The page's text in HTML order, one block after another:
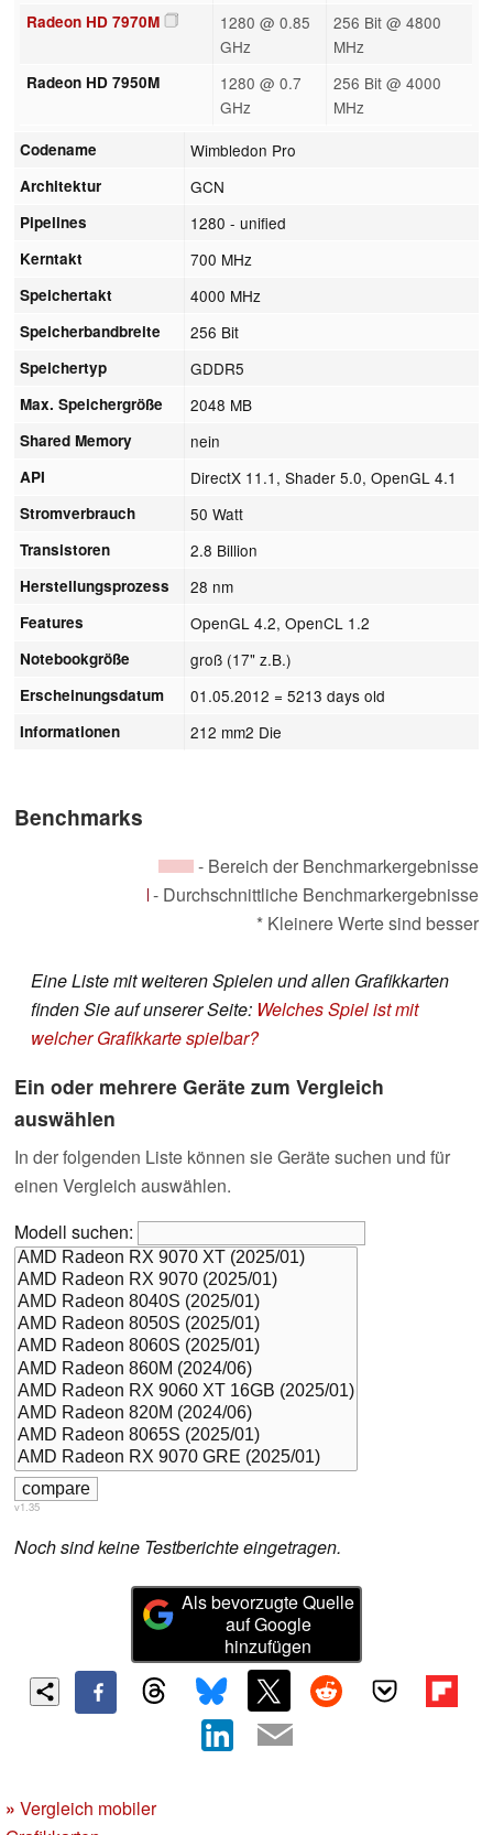
Radeon HD 7970M
1280 @ 0.85
GHz
256 Bit @ 4800
MHz
Radeon HD 7950M
1280 @ 0.7
GHz
256 Bit @ 4000
MHz
Codename Wimbledon Pro
Architektur GCN
Pipelines 1280 - unified
Kerntakt 700 MHz
Speichertakt 4000 MHz
Speicherbandbreite 256 Bit
Speichertyp GDDR5
Max. Speichergröße 2048 MB
Shared Memory nein
API DirectX 11.1, Shader 5.0, OpenGL 4.1
Stromverbrauch 50 Watt
Transistoren 2.8 Billion
Herstellungsprozess 28 nm
Features OpenGL 4.2, OpenCL 1.2
Notebookgröße groß (17" z.B.)
Erscheinungsdatum 01.05.2012 = 5213 days old
Informationen 212 mm2 Die
Benchmarks
- Bereich der Benchmarkergebnisse
- Durchschnittliche Benchmarkergebnisse
* Kleinere Werte sind besser
Eine Liste mit weiteren Spielen und allen Grafikkarten
finden Sie auf unserer Seite: Welches Spiel ist mit
welcher Grafikkarte spielbar?
Ein oder mehrere Geräte zum Vergleich
auswählen
In der folgenden Liste können sie Geräte suchen und für
einen Vergleich auswählen.
Modell suchen:
v1.35
Noch sind keine Testberichte eingetragen.
Als bevorzugte Quelle
auf Google
hinzufügen
» Vergleich mobiler